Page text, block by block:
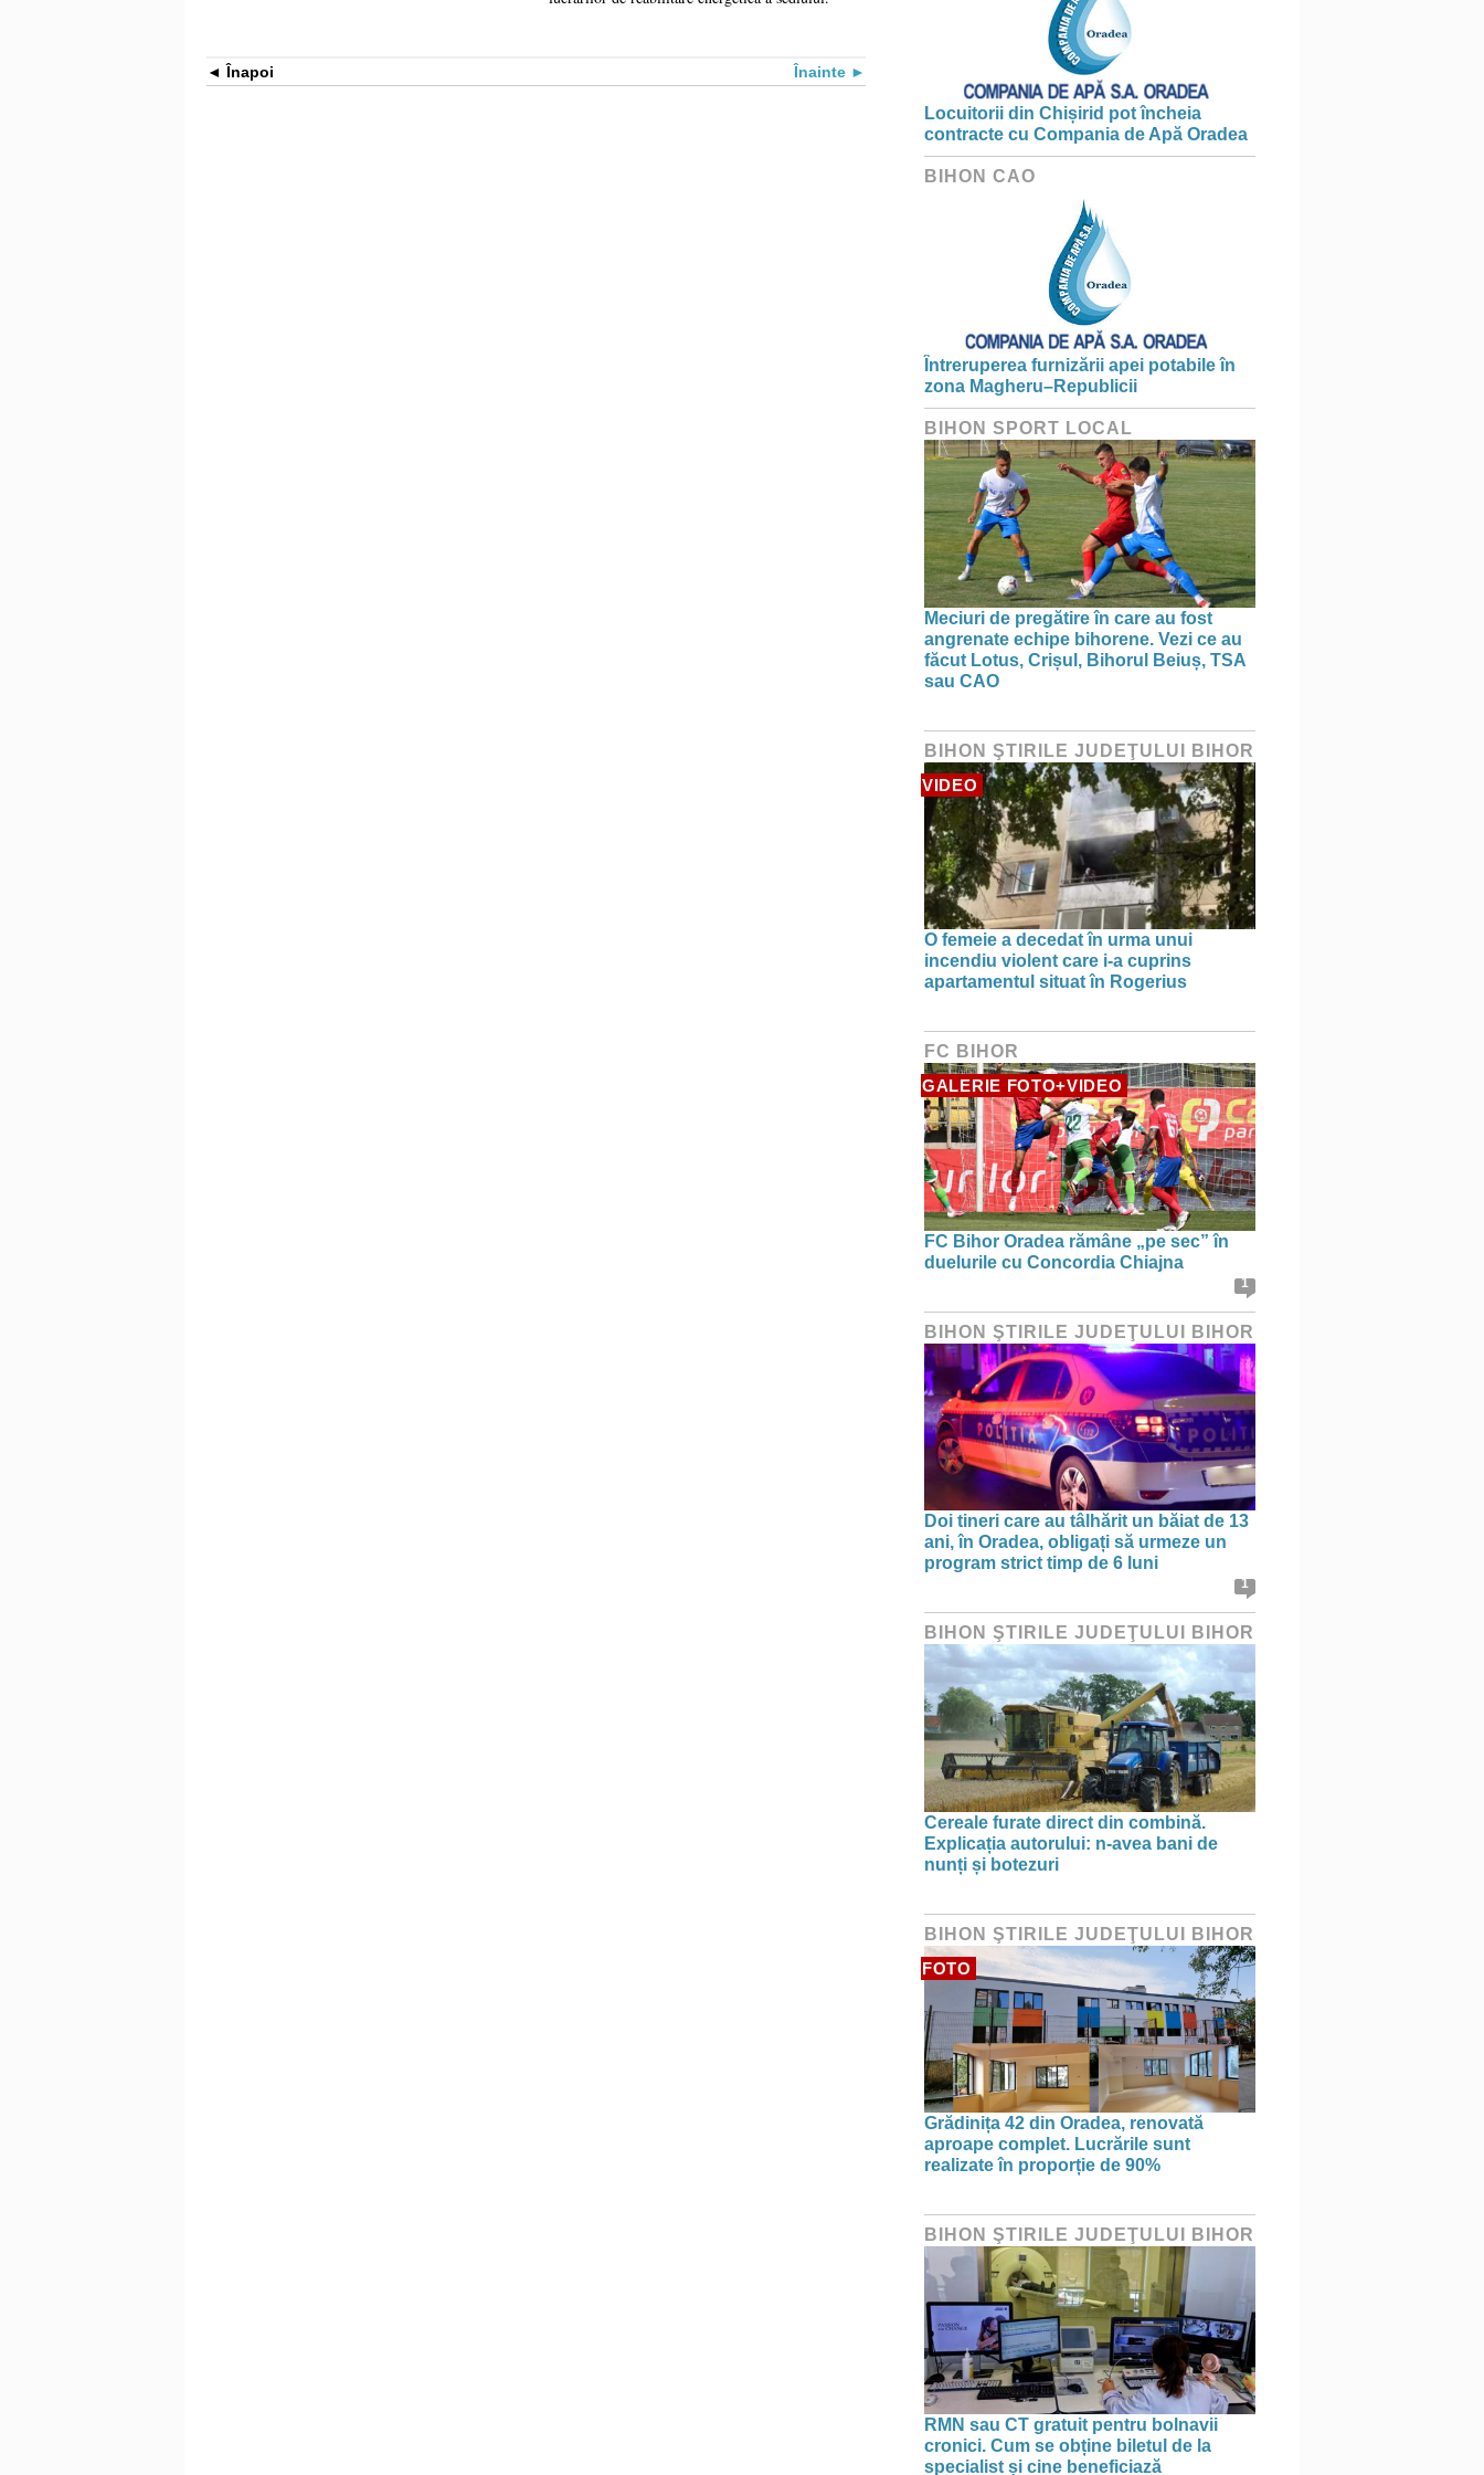
Înapoi Înainte
Locuitorii din Chișirid pot încheia
contracte cu Compania de Apă Oradea
BIHON CAO
Întreruperea furnizării apei potabile în
zona Magheru–Republicii
BIHON SPORT LOCAL
Meciuri de pregătire în care au fost
angrenate echipe bihorene. Vezi ce au
făcut Lotus, Crișul, Bihorul Beiuș, TSA
sau CAO
BIHON ŞTIRILE JUDEŢULUI BIHOR
VIDEO
O femeie a decedat în urma unui
incendiu violent care i-a cuprins
apartamentul situat în Rogerius
FC BIHOR
GALERIE FOTO+VIDEO
FC Bihor Oradea rămâne „pe sec” în
duelurile cu Concordia Chiajna
1
BIHON ŞTIRILE JUDEŢULUI BIHOR
Doi tineri care au tâlhărit un băiat de 13
ani, în Oradea, obligați să urmeze un
program strict timp de 6 luni
1
BIHON ŞTIRILE JUDEŢULUI BIHOR
Cereale furate direct din combină.
Explicația autorului: n-avea bani de
nunți și botezuri
BIHON ŞTIRILE JUDEŢULUI BIHOR
FOTO
Grădinița 42 din Oradea, renovată
aproape complet. Lucrările sunt
realizate în proporție de 90%
BIHON ŞTIRILE JUDEŢULUI BIHOR
RMN sau CT gratuit pentru bolnavii
cronici. Cum se obține biletul de la
specialist și cine beneficiază